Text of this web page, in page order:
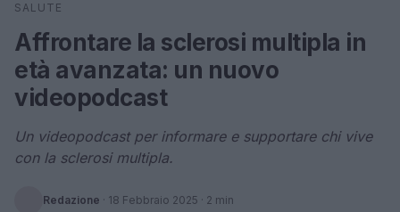
Cerca
SALUTE
Affrontare la sclerosi multipla in
età avanzata: un nuovo
videopodcast
Un videopodcast per informare e supportare chi vive
con la sclerosi multipla.
Redazione · 18 Febbraio 2025 · 2 min